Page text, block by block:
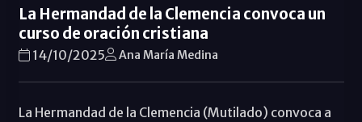
La Hermandad de la Clemencia convoca un
curso de oración cristiana
14/10/2025 Ana María Medina
La Hermandad de la Clemencia (Mutilado) convoca a